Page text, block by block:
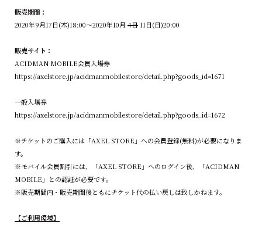
販売期間：
2020年9月17日(木)18:00〜2020年10月 4日11日(日)20:00
販売サイト：
ACIDMAN MOBILE会員入場券
https://axelstore.jp/acidmanmobilestore/detail.php?goods_id=1671
一般入場券
https://axelstore.jp/acidmanmobilestore/detail.php?goods_id=1672
※チケットのご購入には「AXEL STORE」への会員登録(無料)が必要になりま
す。
※モバイル会員割引には、「AXEL STORE」へのログイン後、「ACIDMAN
MOBILE」との認証が必要です。
※販売期間内・販売期間後ともにチケット代の払い戻しは致しかねます。
【ご利用環境】